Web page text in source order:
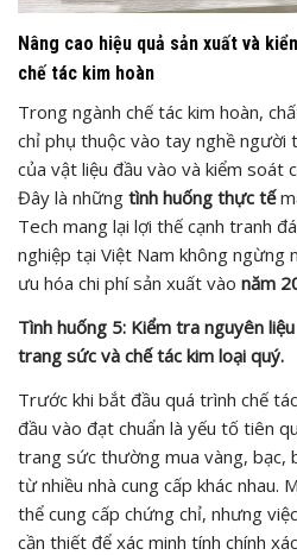
Nâng cao hiệu quả sản xuất và
chế tác kim hoàn
Trong ngành chế tác kim hoàn,
chỉ phụ thuộc vào tay nghề người
của vật liệu đầu vào và kiểm soát
Đây là những tình huống thực tế
Tech mang lại lợi thế cạnh tranh
nghiệp tại Việt Nam không ngừng
ưu hóa chi phí sản xuất vào năm
Tình huống 5: Kiểm tra nguyên
trang sức và chế tác kim loại quý.
Trước khi bắt đầu quá trình chế
đầu vào đạt chuẩn là yếu tố tiên
trang sức thường mua vàng, bạc,
từ nhiều nhà cung cấp khác nhau.
thể cung cấp chứng chỉ, nhưng
cần thiết để xác minh tính chính